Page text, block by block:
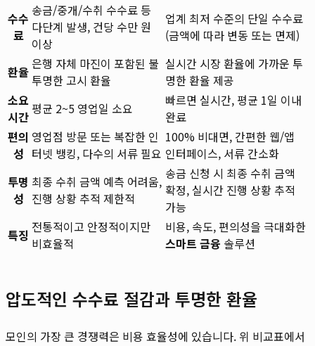
수수
료
송금/중개/수취 수수료 등
다단계 발생, 건당 수만 원
이상
업계 최저 수준의 단일 수수료
(금액에 따라 변동 또는 면제)
환율 은행 자체 마진이 포함된 불
투명한 고시 환율
실시간 시장 환율에 가까운 투
명한 환율 제공
소요
시간 평균 2~5 영업일 소요
빠르면 실시간, 평균 1일 이내
완료
편의
성
영업점 방문 또는 복잡한 인
터넷 뱅킹, 다수의 서류 필요
100% 비대면, 간편한 웹/앱
인터페이스, 서류 간소화
투명
성
최종 수취 금액 예측 어려움,
진행 상황 추적 제한적
송금 신청 시 최종 수취 금액
확정, 실시간 진행 상황 추적
가능
특징 전통적이고 안정적이지만
비효율적
비용, 속도, 편의성을 극대화한
스마트 금융 솔루션
압도적인 수수료 절감과 투명한 환율
모인의 가장 큰 경쟁력은 비용 효율성에 있습니다. 위 비교표에서